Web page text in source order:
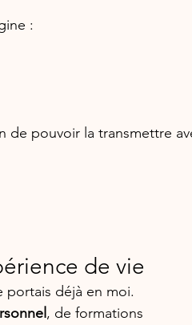
:
de pouvoir la transmettre
de vie
portais déjà en moi.
, de formations